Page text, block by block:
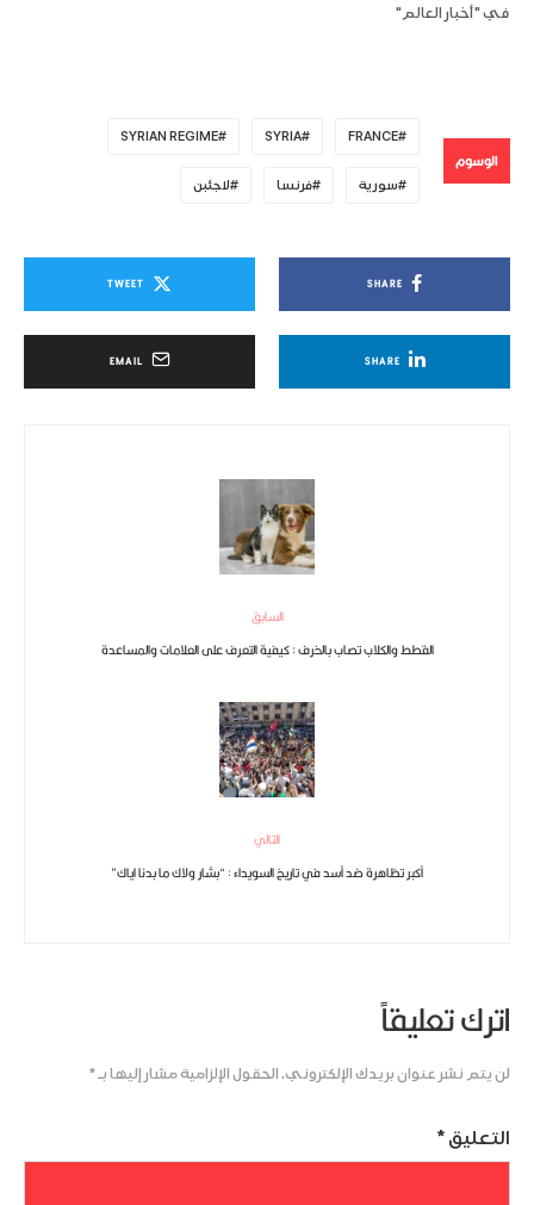
في "أخبار العالم"
الوسوم
FRANCE
SYRIA
SYRIAN REGIME
سورية فرنسا لاجئبن
SHARE
TWEET
SHARE
EMAIL
السابق
القطط والكلاب تصاب بالخرف : كيفية التعرف على العلامات والمساعدة
التالي
أكبر تظاهرة ضد أسد في تاريخ السويداء : “بشار ولاك ما بدنا اياك”
اترك تعليقاً
لن يتم نشر عنوان بريدك الإلكتروني. الحقول الإلزامية مشار إليها بـ*
التعليق *